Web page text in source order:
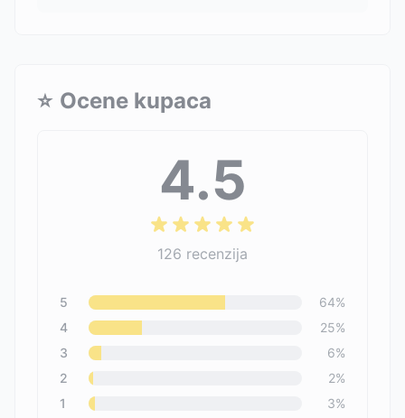
⭐ Ocene kupaca
4.5
126 recenzija
5 64%
4
25%
3
6%
2
2%
1
3%